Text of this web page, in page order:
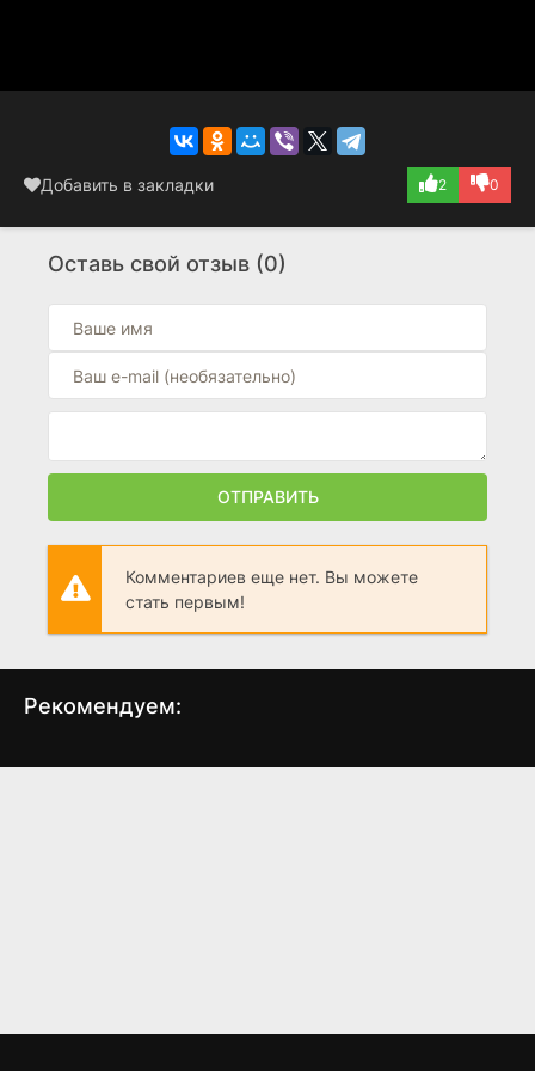
Добавить в закладки 2 0
Оставь свой отзыв (0)
ОТПРАВИТЬ
Комментариев еще нет. Вы можете
стать первым!
Рекомендуем:
Излом времени Форма воды